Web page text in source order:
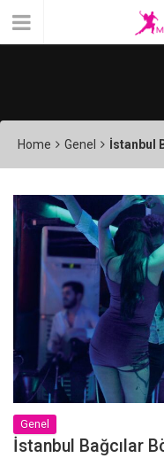
Home Genel İstanbul
Genel
İstanbul Bağcılar